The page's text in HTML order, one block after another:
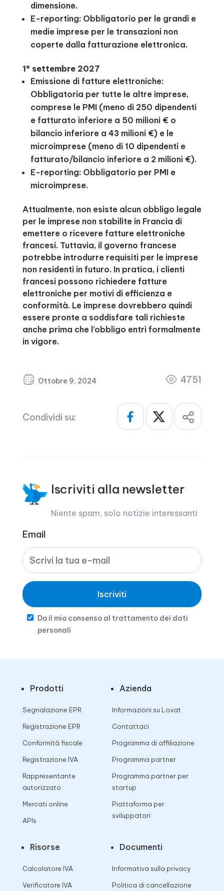
dimensione.
E-reporting: Obbligatorio per le grandi e
medie imprese per le transazioni non
coperte dalla fatturazione elettronica.
1° settembre 2027
Emissione di fatture elettroniche:
Obbligatoria per tutte le altre imprese,
comprese le PMI (meno di 250 dipendenti
e fatturato inferiore a 50 milioni € o
bilancio inferiore a 43 milioni €) e le
microimprese (meno di 10 dipendenti e
fatturato/bilancio inferiore a 2 milioni €).
E-reporting: Obbligatorio per PMI e
microimprese.
Attualmente, non esiste alcun obbligo legale
per le imprese non stabilite in Francia di
emettere o ricevere fatture elettroniche
francesi. Tuttavia, il governo francese
potrebbe introdurre requisiti per le imprese
non residenti in futuro. In pratica, i clienti
francesi possono richiedere fatture
elettroniche per motivi di efficienza e
conformità. Le imprese dovrebbero quindi
essere pronte a soddisfare tali richieste
anche prima che l’obbligo entri formalmente
in vigore.
Ottobre 9, 2024 4751
Condividi su:
Iscriviti alla newsletter
Niente spam, solo notizie interessanti
Email
Iscriviti
Do il mio consenso al trattamento dei dati
personali
Prodotti
Segnalazione EPR
Registrazione EPR
Conformità fiscale
Registrazione IVA
Rappresentante
autorizzato
Mercati online
APIs
Azienda
Informazioni su Lovat
Contattaci
Programma di affiliazione
Programma partner
Programma partner per
startup
Piattaforma per
sviluppatori
Risorse
Calcolatore IVA
Verificatore IVA
Documenti
Informativa sulla privacy
Politica di cancellazione